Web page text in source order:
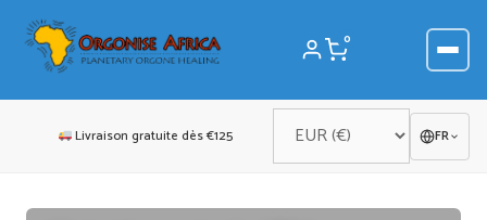
contenu
0
Livraison gratuite dès €125 FR